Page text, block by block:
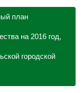
план
на 2016 год,
городской